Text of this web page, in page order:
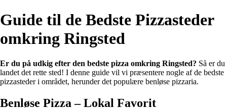
Guide til de Bedste Pizzasteder
omkring Ringsted
Er du på udkig efter den bedste pizza omkring Ringsted? Så er du
landet det rette sted! I denne guide vil vi præsentere nogle af de bedste
pizzasteder i området, herunder det populære benløse pizzaria.
Benløse Pizza – Lokal Favorit